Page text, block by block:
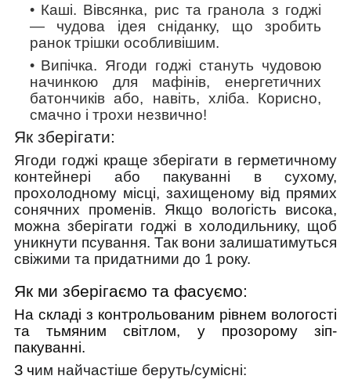
Каші. Вівсянка, рис та гранола з годжі
— чудова ідея сніданку, що зробить
ранок трішки особливішим.
Випічка. Ягоди годжі стануть чудовою
начинкою для мафінів, енергетичних
батончиків або, навіть, хліба. Корисно,
смачно і трохи незвично!
Як зберігати:
Ягоди годжі краще зберігати в герметичному
контейнері або пакуванні в сухому,
прохолодному місці, захищеному від прямих
сонячних променів. Якщо вологість висока,
можна зберігати годжі в холодильнику, щоб
уникнути псування. Так вони залишатимуться
свіжими та придатними до 1 року.
Як ми зберігаємо та фасуємо:
На складі з контрольованим рівнем вологості
та тьмяним світлом, у прозорому зіп-
пакуванні.
З чим найчастіше беруть/cумісні: